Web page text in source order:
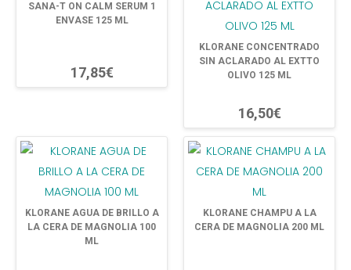
SANA-T ON CALM SERUM 1
ENVASE 125 ML
17,85€
KLORANE CONCENTRADO
SIN ACLARADO AL EXTTO
OLIVO 125 ML
16,50€
KLORANE AGUA DE BRILLO A
LA CERA DE MAGNOLIA 100
ML
KLORANE CHAMPU A LA
CERA DE MAGNOLIA 200 ML